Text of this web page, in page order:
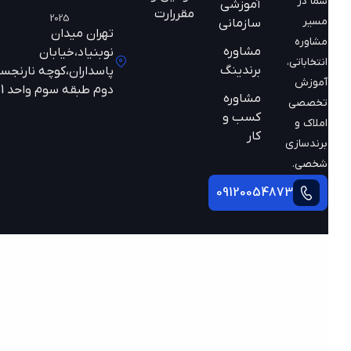
مسیر
مشاوره
انتخاباتی،
آموزش
تخصصی
املاک و
برندسازی
شخصی.
09120054873
آموزشی
سازمانی
مشاوره
برندینگ
مشاوره
کسب و
مقررارت
تهران میدان
نوبنیاد،خیابان
پاسداران،کوچه نارنجستان
دوم طبقه سوم واحد 301